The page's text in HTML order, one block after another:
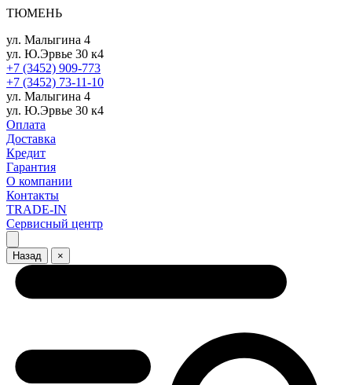
ТЮМЕНЬ
ул. Малыгина 4
ул. Ю.Эрвье 30 к4
+7 (3452) 909-773
+7 (3452) 73-11-10
ул. Малыгина 4
ул. Ю.Эрвье 30 к4
Оплата
Доставка
Кредит
Гарантия
О компании
Контакты
TRADE-IN
Сервисный центр
Назад ×